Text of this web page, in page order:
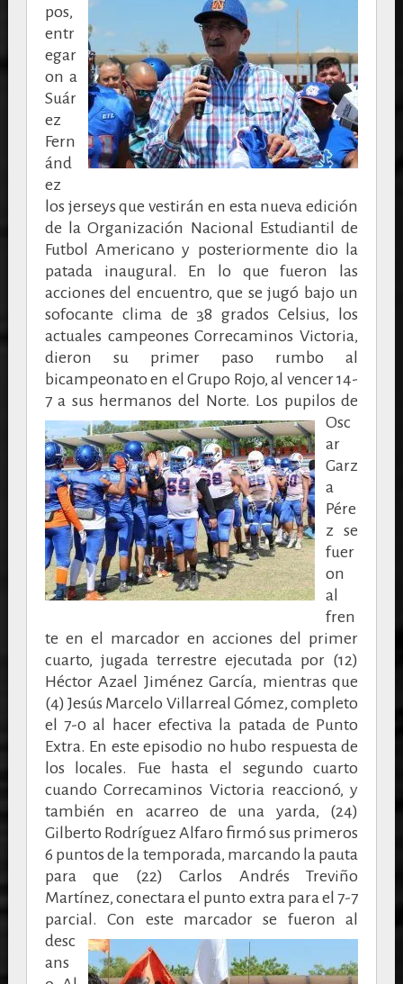
pos,
entr
egar
on a
Suár
ez
Fern
ánd
ez
los jerseys que vestirán en esta nueva edición
de la Organización Nacional Estudiantil de
Futbol Americano y posteriormente dio la
patada inaugural. En lo que fueron las
acciones del encuentro, que se jugó bajo un
sofocante clima de 38 grados Celsius, los
actuales campeones Correcaminos Victoria,
dieron su primer paso rumbo al
bicampeonato en el Grupo Rojo, al vencer 14-
7 a sus hermanos del Norte. Los pupilos de
Osc
ar
Garz
a
Pére
z se
fuer
on
al
fren
te en el marcador en acciones del primer
cuarto, jugada terrestre ejecutada por (12)
Héctor Azael Jiménez García, mientras que
(4) Jesús Marcelo Villarreal Gómez, completo
el 7-0 al hacer efectiva la patada de Punto
Extra. En este episodio no hubo respuesta de
los locales. Fue hasta el segundo cuarto
cuando Correcaminos Victoria reaccionó, y
también en acarreo de una yarda, (24)
Gilberto Rodríguez Alfaro firmó sus primeros
6 puntos de la temporada, marcando la pauta
para que (22) Carlos Andrés Treviño
Martínez, conectara el punto extra para el 7-7
parcial.Con este marcador se fueron al
desc
ans